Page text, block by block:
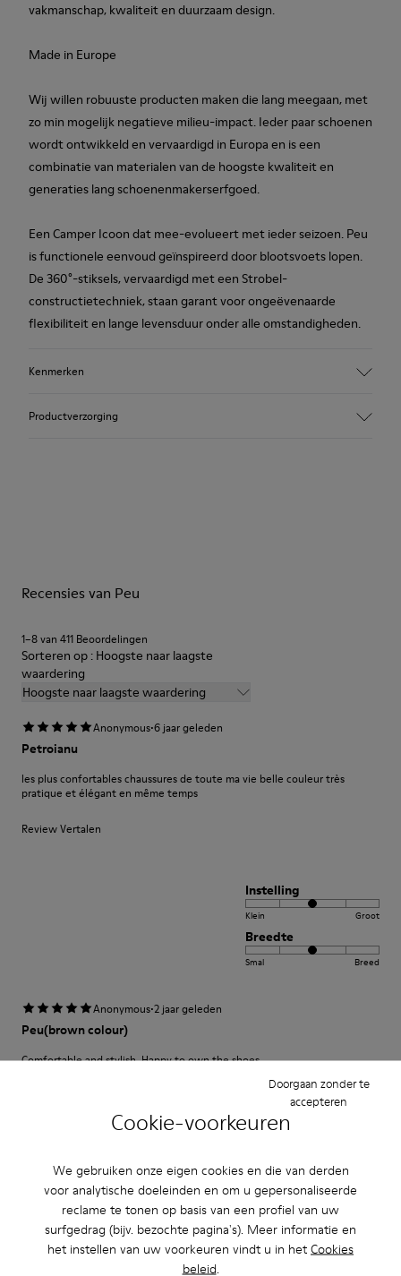
Cookie-voorkeuren
We gebruiken onze eigen cookies en die van derden
voor analytische doeleinden en om u gepersonaliseerde
reclame te tonen op basis van een profiel van uw
surfgedrag (bijv. bezochte pagina's). Meer informatie en
het instellen van uw voorkeuren vindt u in het Cookies
beleid.
Doorgaan zonder te
accepteren
vakmanschap, kwaliteit en duurzaam design.
Made in Europe
Wij willen robuuste producten maken die lang meegaan, met
zo min mogelijk negatieve milieu-impact. Ieder paar schoenen
wordt ontwikkeld en vervaardigd in Europa en is een
combinatie van materialen van de hoogste kwaliteit en
generaties lang schoenenmakerserfgoed.
Een Camper Icoon dat mee-evolueert met ieder seizoen. Peu
is functionele eenvoud geïnspireerd door blootsvoets lopen.
De 360°-stiksels, vervaardigd met een Strobel-
constructietechniek, staan garant voor ongeëvenaarde
flexibiliteit en lange levensduur onder alle omstandigheden.
Kenmerken
100 % kalfsleer
EVA-voetbed
55,02% kalfsleer, 44,98% gerecycled PET
Productverzorging
Gedetailleerde instructies over schoenverzorging en
Recensies van Peu
1–8 van 411 Beoordelingen
Sorteren op : Hoogste naar laagste
waardering
Hoogste naar laagste waardering
Anonymous·6 jaar geleden
Petroianu
les plus confortables chaussures de toute ma vie belle couleur très
pratique et élégant en même temps
Review Vertalen
Instelling
Klein Groot
Breedte
Smal Breed
Anonymous·2 jaar geleden
Peu(brown colour)
Comfortable and stylish. Happy to own the shoes.
Breedte
Smal Breed